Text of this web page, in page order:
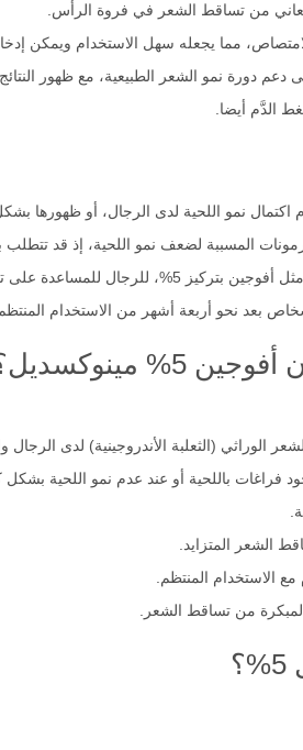
من تساقط الشعر في فروة الرأس.
مما يجعله سهل الاستخدام ويمكن
دعم دورة نمو الشعر الطبيعية، مع ظهور
الدَّم أيضا.
نمو اللحية لدى الرجال، أو ظهورها
المسببة لضعف نمو اللحية، إذ قد تتطلب
على تحفيز نمو شعر الذقن.
بعد نحو أربعة أشهر من الاستخدام
مينوكسديل؟
الوراثي (الثعلبة الأندروجينية) لدى الرجال
فراغات باللحية أو عند عدم نمو اللحية
الشعر المتزايد.
الاستخدام المنتظم.
من تساقط الشعر.